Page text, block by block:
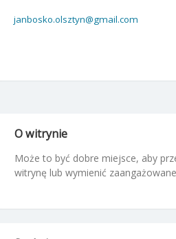
janbosko.olsztyn@gmail.com
O witrynie
Może to być dobre miejsce, aby
witrynę lub wymienić